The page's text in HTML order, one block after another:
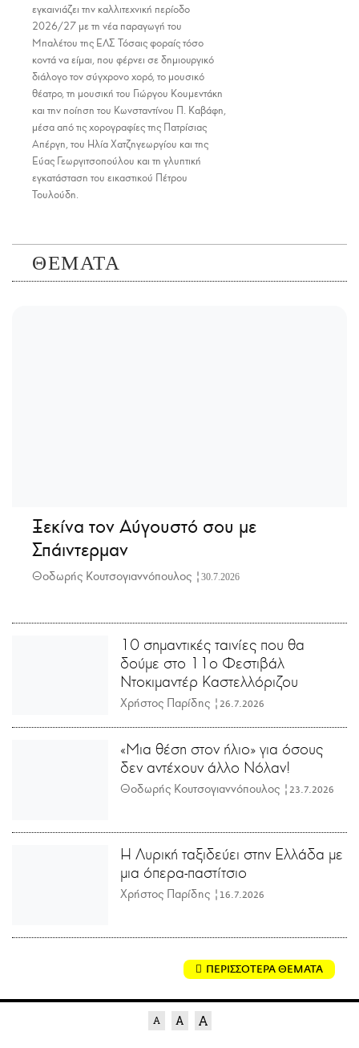
εγκαινιάζει την καλλιτεχνική περίοδο
2026/27 με τη νέα παραγωγή του
Μπαλέτου της ΕΛΣ Τόσαις φοραίς τόσο
κοντά να είμαι, που φέρνει σε δημιουργικό
διάλογο τον σύγχρονο χορό, το μουσικό
θέατρο, τη μουσική του Γιώργου Κουμεντάκη
και την ποίηση του Κωνσταντίνου Π. Καβάφη,
μέσα από τις χορογραφίες της Πατρίσιας
Απέργη, του Ηλία Χατζηγεωργίου και της
Εύας Γεωργιτσοπούλου και τη γλυπτική
εγκατάσταση του εικαστικού Πέτρου
Τουλούδη.
ΘΕΜΑΤΑ
Ξεκίνα τον Αύγουστό σου με
Σπάιντερμαν
Θοδωρής Κουτσογιαννόπουλος | 30.7.2026
10 σημαντικές ταινίες που θα
δούμε στο 11ο Φεστιβάλ
Ντοκιμαντέρ Καστελλόριζου
Χρήστος Παρίδης | 26.7.2026
«Μια θέση στον ήλιο» για όσους
δεν αντέχουν άλλο Νόλαν!
Θοδωρής Κουτσογιαννόπουλος | 23.7.2026
Η Λυρική ταξιδεύει στην Ελλάδα με
μια όπερα-παστίτσιο
Χρήστος Παρίδης | 16.7.2026
ΠΕΡΙΣΣΟΤΕΡΑ ΘΕΜΑΤΑ